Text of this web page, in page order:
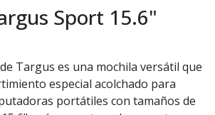
Sport 15.6"
Targus es una mochila versátil que
especial acolchado para
portátiles con tamaños de